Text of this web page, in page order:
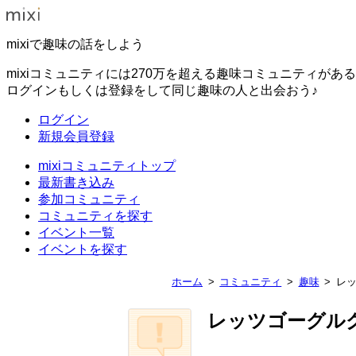
mixiで趣味の話をしよう
mixiコミュニティには270万を超える趣味コミュニティがある
ログインもしくは登録をして同じ趣味の人と出会おう♪
ログイン
新規会員登録
mixiコミュニティトップ
最新書き込み
参加コミュニティ
コミュニティを探す
イベント一覧
イベントを探す
ホーム コミュニティ 趣味 レ
レッツゴーグル